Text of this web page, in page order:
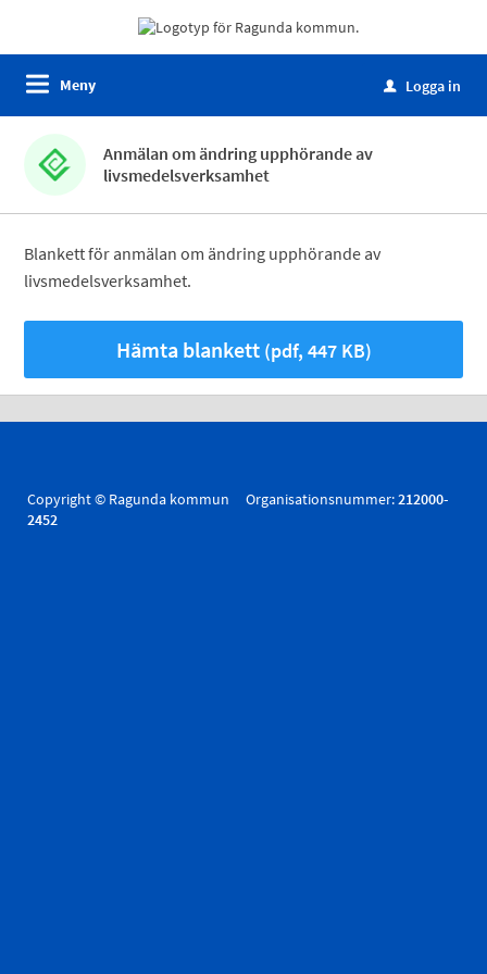
Meny u Logga in
Anmälan om ändring upphörande av
livsmedelsverksamhet
Blankett för anmälan om ändring upphörande av
livsmedelsverksamhet.
Hämta blankett(pdf, 447 KB)
Copyright © Ragunda kommun Organisationsnummer:212000-
2452